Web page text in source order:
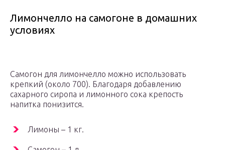
Лимончелло на самогоне в домашних
условиях
Самогон для лимончелло можно использовать
крепкий (около 700). Благодаря добавлению
сахарного сиропа и лимонного сока крепость
напитка понизится.
Лимоны – 1 кг.